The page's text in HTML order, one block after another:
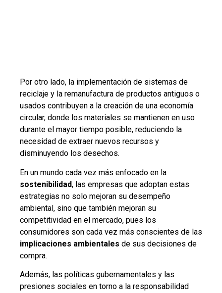
Por otro lado, la implementación de sistemas de
reciclaje y la remanufactura de productos antiguos o
usados contribuyen a la creación de una economía
circular, donde los materiales se mantienen en uso
durante el mayor tiempo posible, reduciendo la
necesidad de extraer nuevos recursos y
disminuyendo los desechos.
En un mundo cada vez más enfocado en la
sostenibilidad, las empresas que adoptan estas
estrategias no solo mejoran su desempeño
ambiental, sino que también mejoran su
competitividad en el mercado, pues los
consumidores son cada vez más conscientes de las
implicaciones ambientales de sus decisiones de
compra.
Además, las políticas gubernamentales y las
presiones sociales en torno a la responsabilidad